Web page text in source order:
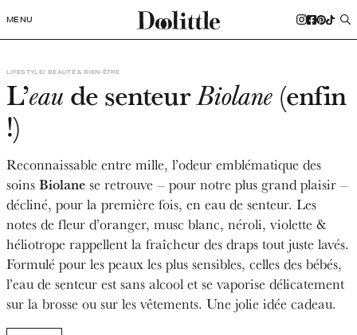
MENU
BEAUTÉ & BIEN-ÊTRE
LIFESTYLE
L’eau de senteurBiolane(enfin
!)
Reconnaissable entre mille, l’odeur emblématique des
soins Biolane se retrouve – pour notre plus grand plaisir –
décliné, pour la première fois, en eau de senteur. Les
notes de fleur d’oranger, musc blanc, néroli, violette &
héliotrope rappellent la fraîcheur des draps tout juste lavés.
Formulé pour les peaux les plus sensibles, celles des bébés,
l’eau de senteur est sans alcool et se vaporise délicatement
sur la brosse ou sur les vêtements. Une jolie idée cadeau.